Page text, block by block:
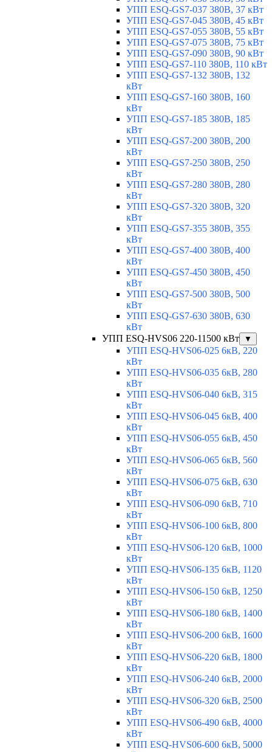
УПП ESQ-GS7-037 380В, 37 кВт
УПП ESQ-GS7-045 380В, 45 кВт
УПП ESQ-GS7-055 380В, 55 кВт
УПП ESQ-GS7-075 380В, 75 кВт
УПП ESQ-GS7-090 380В, 90 кВт
УПП ESQ-GS7-110 380В, 110 кВт
УПП ESQ-GS7-132 380В, 132
кВт
УПП ESQ-GS7-160 380В, 160
кВт
УПП ESQ-GS7-185 380В, 185
кВт
УПП ESQ-GS7-200 380В, 200
кВт
УПП ESQ-GS7-250 380В, 250
кВт
УПП ESQ-GS7-280 380В, 280
кВт
УПП ESQ-GS7-320 380В, 320
кВт
УПП ESQ-GS7-355 380В, 355
кВт
УПП ESQ-GS7-400 380В, 400
кВт
УПП ESQ-GS7-450 380В, 450
кВт
УПП ESQ-GS7-500 380В, 500
кВт
УПП ESQ-GS7-630 380В, 630
кВт
УПП ESQ-HVS06 220-11500 кВт
▼
УПП ESQ-HVS06-025 6кВ, 220
кВт
УПП ESQ-HVS06-035 6кВ, 280
кВт
УПП ESQ-HVS06-040 6кВ, 315
кВт
УПП ESQ-HVS06-045 6кВ, 400
кВт
УПП ESQ-HVS06-055 6кВ, 450
кВт
УПП ESQ-HVS06-065 6кВ, 560
кВт
УПП ESQ-HVS06-075 6кВ, 630
кВт
УПП ESQ-HVS06-090 6кВ, 710
кВт
УПП ESQ-HVS06-100 6кВ, 800
кВт
УПП ESQ-HVS06-120 6кВ, 1000
кВт
УПП ESQ-HVS06-135 6кВ, 1120
кВт
УПП ESQ-HVS06-150 6кВ, 1250
кВт
УПП ESQ-HVS06-180 6кВ, 1400
кВт
УПП ESQ-HVS06-200 6кВ, 1600
кВт
УПП ESQ-HVS06-220 6кВ, 1800
кВт
УПП ESQ-HVS06-240 6кВ, 2000
кВт
УПП ESQ-HVS06-320 6кВ, 2500
кВт
УПП ESQ-HVS06-490 6кВ, 4000
кВт
УПП ESQ-HVS06-600 6кВ, 5000